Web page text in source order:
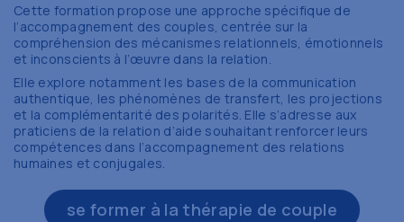
Cette formation propose une approche spécifique de
l’accompagnement des couples, centrée sur la
compréhension des mécanismes relationnels, émotionnels
et inconscients à l’œuvre dans la relation.
Elle explore notamment les bases de la communication
authentique, les phénomènes de transfert, les projections
et la complémentarité des polarités. Elle s’adresse aux
praticiens de la relation d’aide souhaitant renforcer leurs
compétences dans l’accompagnement des relations
humaines et conjugales.
se former à la thérapie de couple